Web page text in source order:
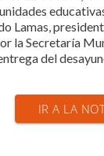
Lamas,
la Secretaría
del
IR A LA